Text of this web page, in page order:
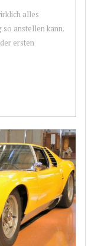
alles
so anstellen kann.
ersten